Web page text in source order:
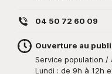
04 50 72 60 09
Ouverture au
Service population /
Lundi : de 9h à 12h